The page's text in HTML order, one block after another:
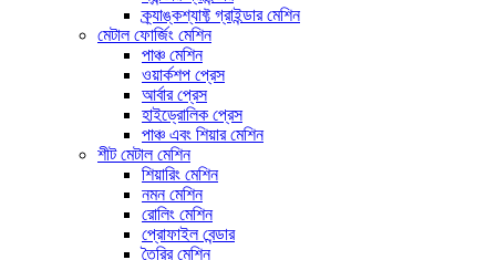
ক্র্যাঙ্কশ্যাফ্ট গ্রাইন্ডার মেশিন
মেটাল ফোর্জিং মেশিন
পাঞ্চ মেশিন
ওয়ার্কশপ প্রেস
আর্বার প্রেস
হাইড্রোলিক প্রেস
পাঞ্চ এবং শিয়ার মেশিন
শীট মেটাল মেশিন
শিয়ারিং মেশিন
নমন মেশিন
রোলিং মেশিন
প্রোফাইল বেন্ডার
তৈরির মেশিন